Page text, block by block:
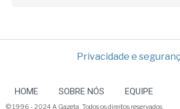
Privacidade e
HOME SOBRE NÓS EQUIPE
© 1996 - 2024 A Gazeta. Todos os direitos reservados